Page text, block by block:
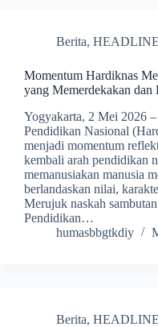
Berita,
Momentum Hardiknas
yang Memerdekakan dan
Yogyakarta, 2 Mei 2026
Pendidikan Nasional
menjadi momentum
kembali arah pendidikan
memanusiakan manusia
berlandaskan nilai,
Merujuk naskah
Pendidikan…
humasbbgtkdiy
Berita,